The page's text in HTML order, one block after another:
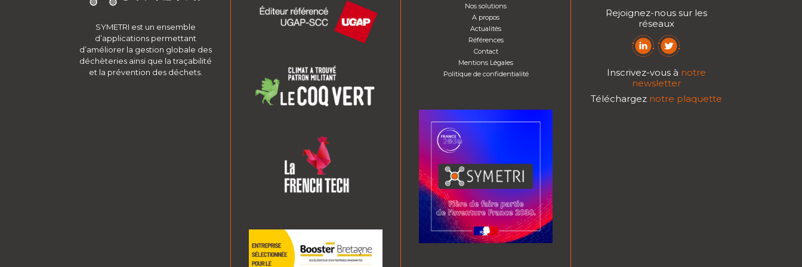
SYMETRI est un ensemble
d’applications permettant
d’améliorer la gestion globale des
déchèteries ainsi que la traçabilité
et la prévention des déchets.
Nos solutions
A propos
Actualités
Références
Contact
Mentions Légales
Politique de confidentialité
Rejoignez-nous sur les
réseaux
Inscrivez-vous à notre
newsletter
Téléchargez notre plaquette